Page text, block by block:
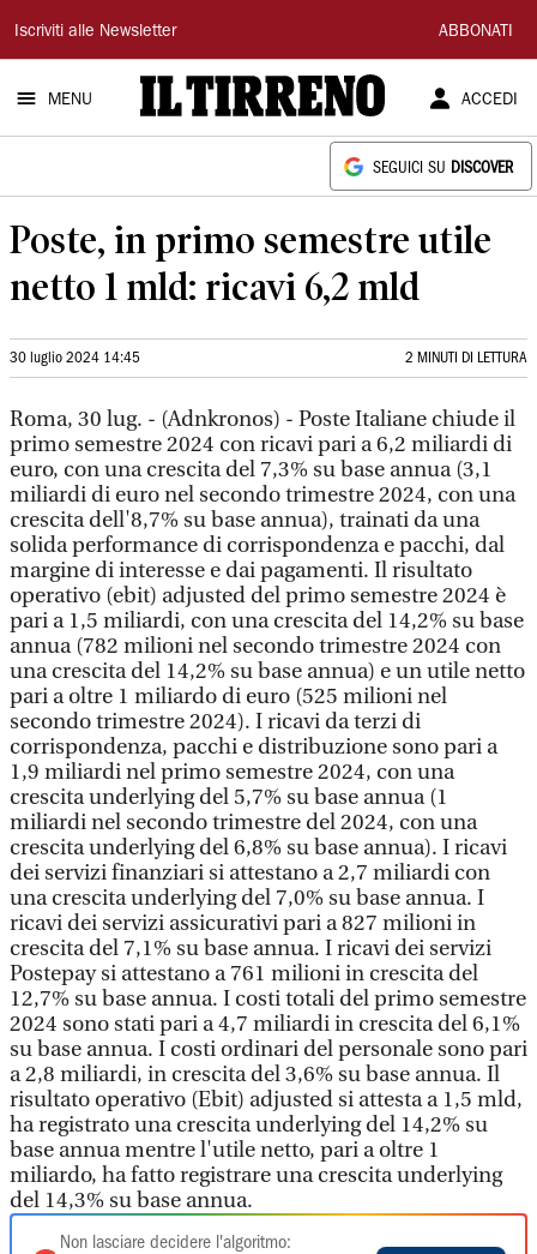
Il
Tirreno
Iscriviti alle Newsletter ABBONATI
MENU ACCEDI
SEGUICI SU DISCOVER
Poste, in primo semestre utile
netto 1 mld: ricavi 6,2 mld
30 luglio 2024 14:45 2 MINUTI DI LETTURA
Roma, 30 lug. - (Adnkronos) - Poste Italiane chiude il
primo semestre 2024 con ricavi pari a 6,2 miliardi di
euro, con una crescita del 7,3% su base annua (3,1
miliardi di euro nel secondo trimestre 2024, con una
crescita dell'8,7% su base annua), trainati da una
solida performance di corrispondenza e pacchi, dal
margine di interesse e dai pagamenti. Il risultato
operativo (ebit) adjusted del primo semestre 2024 è
pari a 1,5 miliardi, con una crescita del 14,2% su base
annua (782 milioni nel secondo trimestre 2024 con
una crescita del 14,2% su base annua) e un utile netto
pari a oltre 1 miliardo di euro (525 milioni nel
secondo trimestre 2024). I ricavi da terzi di
corrispondenza, pacchi e distribuzione sono pari a
1,9 miliardi nel primo semestre 2024, con una
crescita underlying del 5,7% su base annua (1
miliardi nel secondo trimestre del 2024, con una
crescita underlying del 6,8% su base annua). I ricavi
dei servizi finanziari si attestano a 2,7 miliardi con
una crescita underlying del 7,0% su base annua. I
ricavi dei servizi assicurativi pari a 827 milioni in
crescita del 7,1% su base annua. I ricavi dei servizi
Postepay si attestano a 761 milioni in crescita del
12,7% su base annua. I costi totali del primo semestre
2024 sono stati pari a 4,7 miliardi in crescita del 6,1%
su base annua. I costi ordinari del personale sono pari
a 2,8 miliardi, in crescita del 3,6% su base annua. Il
risultato operativo (Ebit) adjusted si attesta a 1,5 mld,
ha registrato una crescita underlying del 14,2% su
base annua mentre l'utile netto, pari a oltre 1
miliardo, ha fatto registrare una crescita underlying
del 14,3% su base annua.
Non lasciare decidere l'algoritmo: